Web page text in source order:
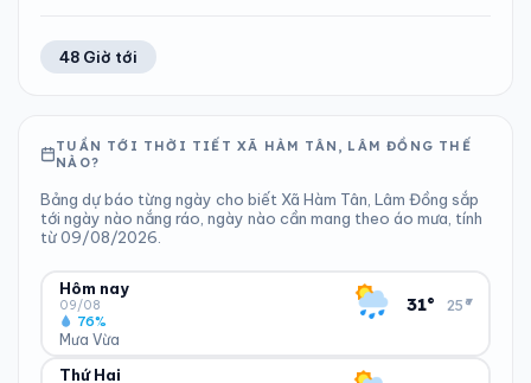
48 Giờ tới
TUẦN TỚI THỜI TIẾT XÃ HÀM TÂN, LÂM ĐỒNG THẾ
NÀO?
Bảng dự báo từng ngày cho biết Xã Hàm Tân, Lâm Đồng sắp
tới ngày nào nắng ráo, ngày nào cần mang theo áo mưa, tính
từ 09/08/2026.
Hôm nay
09/08
Mưa Vừa
76%
31° 25°
▾
ĐỘ ẨM
Thứ Hai